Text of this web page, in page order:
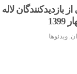
بازدیدکنندگان
,ویدئوها